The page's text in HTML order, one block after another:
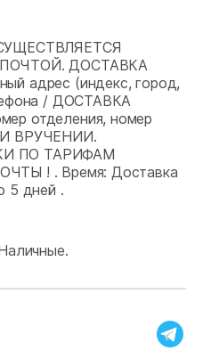
ДОСТАВКА
адрес (индекс, город,
/ ДОСТАВКА
отделения, номер
ВРУЧЕНИИ.
ПО ТАРИФАМ
! . Время: Доставка
5 дней .